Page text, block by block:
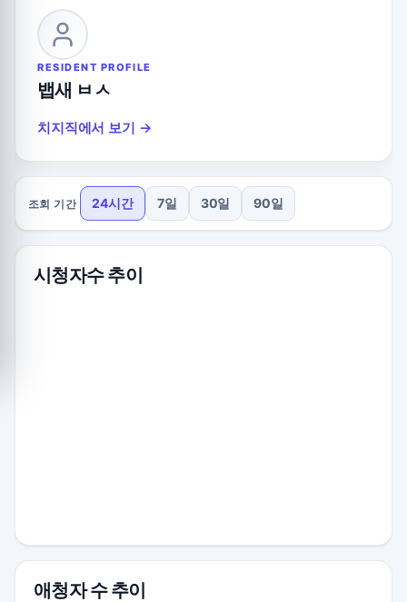
RESIDENT PROFILE
뱁새 ㅂㅅ
치지직에서 보기 →
조회 기간 24시간 7일 30일 90일
시청자수 추이
애청자 수 추이